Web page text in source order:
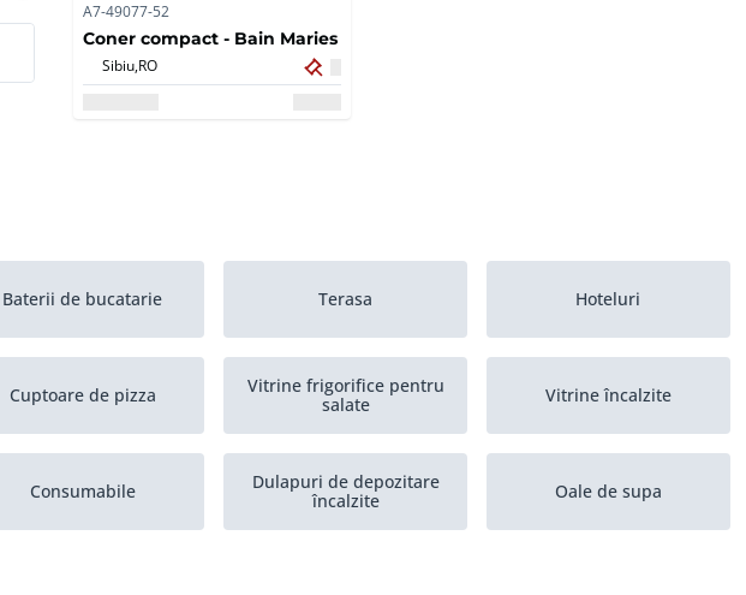
A7-49077-52
Coner compact - Bain Maries
Sibiu,RO
Baterii de bucatarie Terasa Hoteluri
Cuptoare de pizza
Vitrine frigorifice pentru
salate
Vitrine încalzite
Consumabile
Dulapuri de depozitare
încalzite
Oale de supa